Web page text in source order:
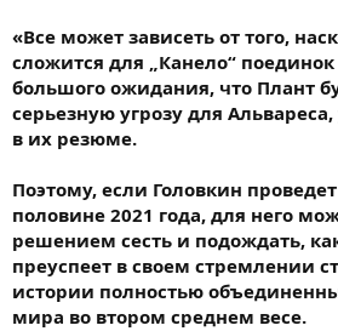
«Все может зависеть от того,
сложится для „Канело“
большого ожидания, что Плант
серьезную угрозу для
в их резюме.
Поэтому, если Головкин
половине 2021 года, для него
решением сесть и подождать,
преуспеет в своем стремлении
истории полностью
мира во втором среднем весе.